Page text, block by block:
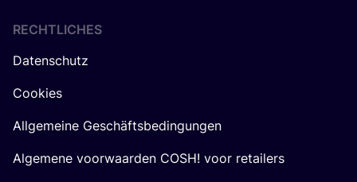
RECHTLICHES
Datenschutz
Cookies
Allgemeine Geschäftsbedingungen
Algemene voorwaarden COSH! voor retailers